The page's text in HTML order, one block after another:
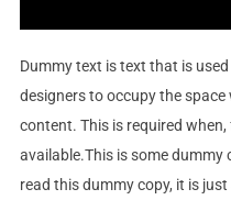
Dummy text is text that is
designers to occupy the space
content. This is required
available.This is some dummy
read this dummy copy, it is